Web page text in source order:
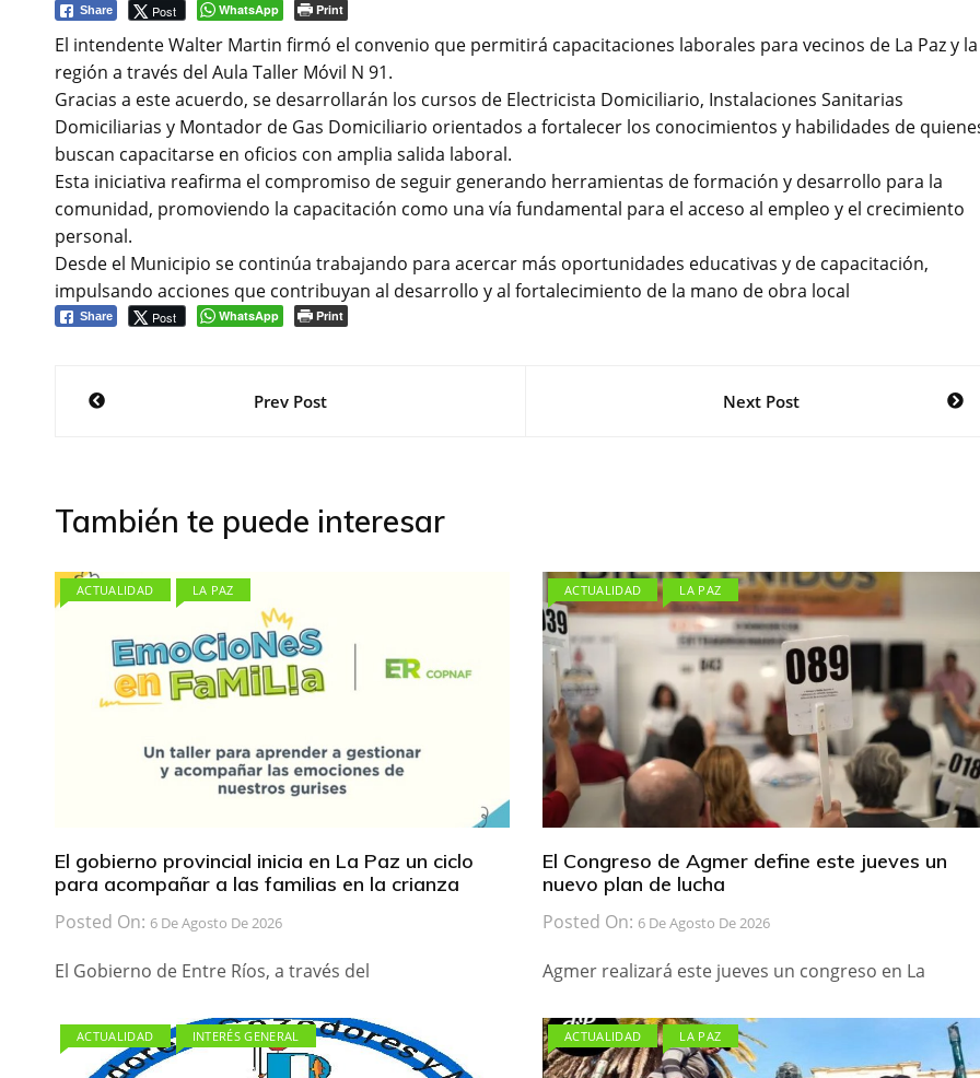
Share Post WhatsApp Print
El intendente Walter Martin firmó el convenio que permitirá capacitaciones laborales para vecinos de La Paz y la
región a través del Aula Taller Móvil N 91.
Gracias a este acuerdo, se desarrollarán los cursos de Electricista Domiciliario, Instalaciones Sanitarias
Domiciliarias y Montador de Gas Domiciliario orientados a fortalecer los conocimientos y habilidades de
buscan capacitarse en oficios con amplia salida laboral.
Esta iniciativa reafirma el compromiso de seguir generando herramientas de formación y desarrollo para la
comunidad, promoviendo la capacitación como una vía fundamental para el acceso al empleo y el crecimiento
personal.
Desde el Municipio se continúa trabajando para acercar más oportunidades educativas y de capacitación,
impulsando acciones que contribuyan al desarrollo y al fortalecimiento de la mano de obra local
Share Post WhatsApp Print
NavegaciónPrev Post Next Post
También te puede interesar
ACTUALIDAD LA PAZ
El gobierno provincial inicia en La Paz un ciclo
para acompañar a las familias en la crianza
Posted On: 6 De Agosto De 2026
El Gobierno de Entre Ríos, a través del
ACTUALIDAD LA PAZ
El Congreso de Agmer define este jueves un
nuevo plan de lucha
Posted On: 6 De Agosto De 2026
Agmer realizará este jueves un congreso en La
ACTUALIDAD INTERÉS GENERAL ACTUALIDAD LA PAZ